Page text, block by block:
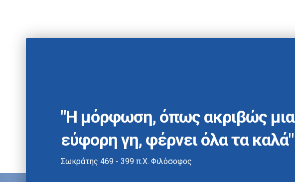
"Η μόρφωση, όπως ακριβώς μια
εύφορη γη, φέρνει όλα τα καλά"
Σωκράτης 469 - 399 π.Χ. Φιλόσοφος